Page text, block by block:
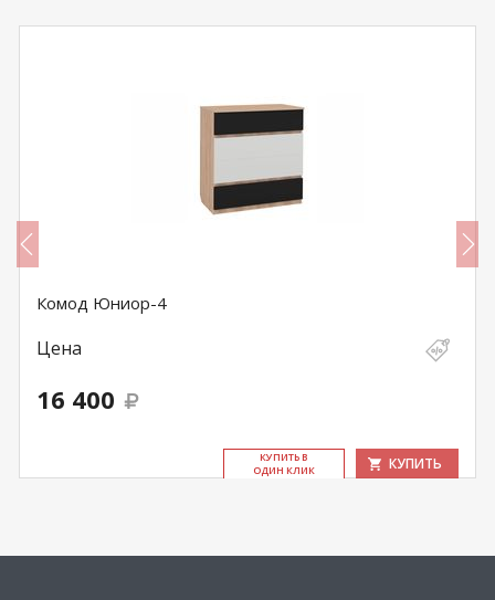
Комод Юниор-4
Цена
16 400
КУ­ПИТЬ В
ОДИН КЛИК
КУПИТЬ